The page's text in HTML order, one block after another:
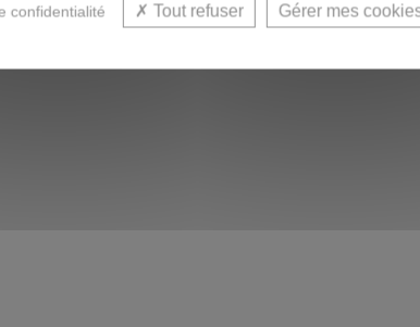
confidentialité Tout refuser Gérer mes